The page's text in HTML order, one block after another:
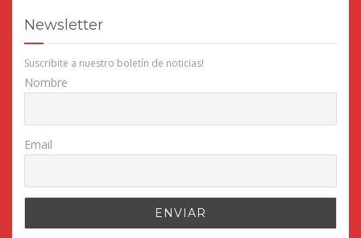
Newsletter
Suscribite a nuestro boletín de noticias!
Nombre
Email